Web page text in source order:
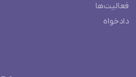
فعالیت‌ها
دادخواه